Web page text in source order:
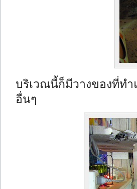
บริเวณนี้ก็มีวางของที่ทำ
อื่นๆ